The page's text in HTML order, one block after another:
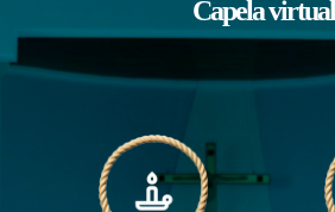
Capela virtual